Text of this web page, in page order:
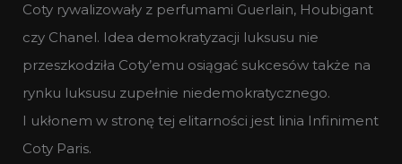
Coty rywalizowały z perfumami Guerlain, Houbigant
czy Chanel. Idea demokratyzacji luksusu nie
przeszkodziła Coty’emu osiągać sukcesów także na
rynku luksusu zupełnie niedemokratycznego.
I ukłonem w stronę tej elitarności jest linia Infiniment
Coty Paris.